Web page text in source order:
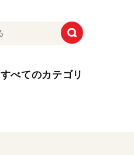
すべてのカテゴリ